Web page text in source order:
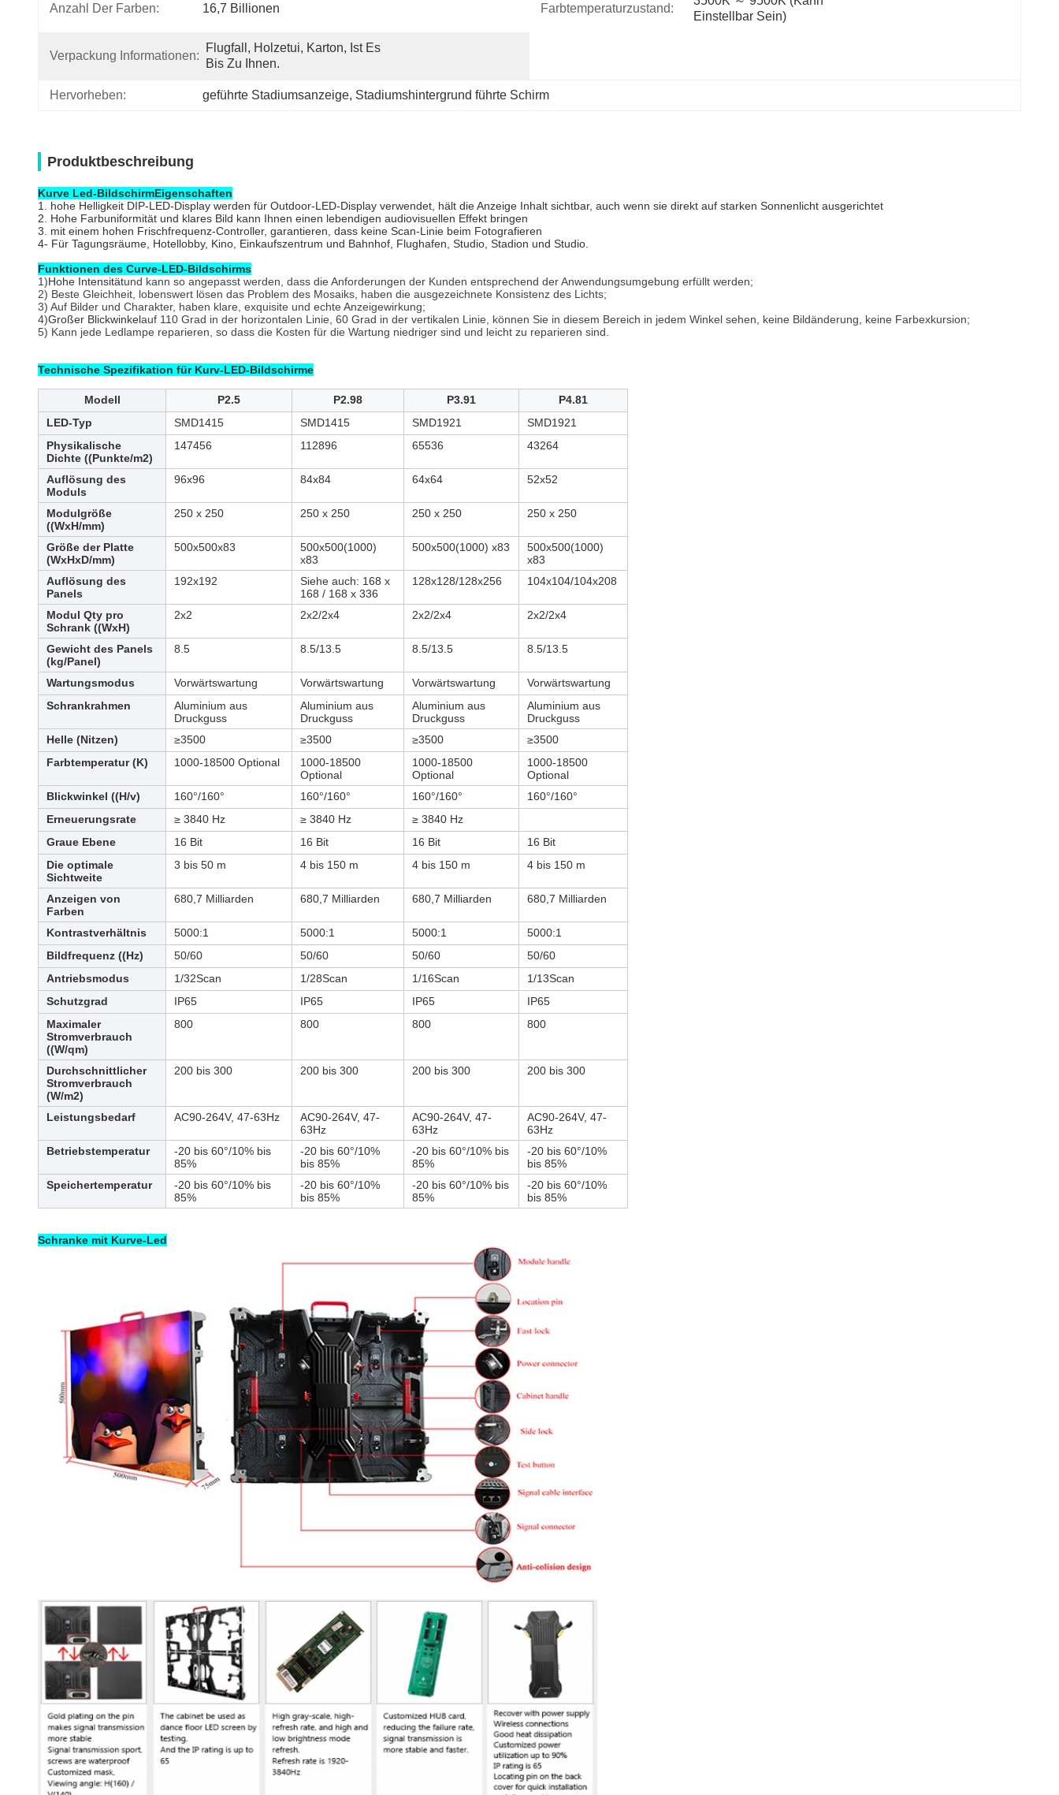
Anzahl Der Farben: 16,7 Billionen Farbtemperaturzustand:
Einstellbar Sein)
Verpackung Informationen:
Flugfall, Holzetui, Karton, Ist Es
Bis Zu Ihnen.
Hervorheben: geführte Stadiumsanzeige, Stadiumshintergrund führte Schirm
Produktbeschreibung
Kurve Led-BildschirmEigenschaften
1. hohe Helligkeit DIP-LED-Display werden für Outdoor-LED-Display verwendet, hält die Anzeige Inhalt sichtbar, auch wenn sie direkt auf starken Sonnenlicht ausgerichtet
2. Hohe Farbuniformität und klares Bild kann Ihnen einen lebendigen audiovisuellen Effekt bringen
3. mit einem hohen Frischfrequenz-Controller, garantieren, dass keine Scan-Linie beim Fotografieren
4- Für Tagungsräume, Hotellobby, Kino, Einkaufszentrum und Bahnhof, Flughafen, Studio, Stadion und Studio.
Funktionen des Curve-LED-Bildschirms
1)Hohe Intensitätund kann so angepasst werden, dass die Anforderungen der Kunden entsprechend der Anwendungsumgebung erfüllt werden;
2) Beste Gleichheit, lobenswert lösen das Problem des Mosaiks, haben die ausgezeichnete Konsistenz des Lichts;
3) Auf Bilder und Charakter, haben klare, exquisite und echte Anzeigewirkung;
4)Großer Blickwinkelauf 110 Grad in der horizontalen Linie, 60 Grad in der vertikalen Linie, können Sie in diesem Bereich in jedem Winkel sehen, keine Bildänderung, keine Farbexkursion;
5) Kann jede Ledlampe reparieren, so dass die Kosten für die Wartung niedriger sind und leicht zu reparieren sind.
Technische Spezifikation für Kurv-LED-Bildschirme
Modell P2.5 P2.98 P3.91
P4.81
LED-Typ
SMD1415 SMD1415 SMD1921
SMD1921
Physikalische
Dichte ((Punkte/m2)
147456 112896 65536 43264
Auflösung des
Moduls
96x96 84x84 64x64 52x52
Modulgröße
((WxH/mm)
250 x 250 250 x 250 250 x 250 250 x 250
Größe der Platte
(WxHxD/mm)
500x500x83
500x500(1000)
x83
500x500(1000) x83
500x500(1000)
x83
Auflösung des
Panels
192x192
Siehe auch: 168 x
168 / 168 x 336
128x128/128x256 104x104/104x208
Modul Qty pro
Schrank ((WxH)
2x2 2x2/2x4 2x2/2x4 2x2/2x4
Gewicht des Panels
(kg/Panel)
8.5 8.5/13.5 8.5/13.5 8.5/13.5
Wartungsmodus Vorwärtswartung Vorwärtswartung Vorwärtswartung
Vorwärtswartung
Schrankrahmen
Aluminium aus
Druckguss
Aluminium aus
Druckguss
Aluminium aus
Druckguss
Aluminium aus
Druckguss
Helle (Nitzen)
≥3500 ≥3500 ≥3500
≥3500
Farbtemperatur (K)
1000-18500 Optional
1000-18500
Optional
1000-18500
Optional
1000-18500
Optional
Blickwinkel ((H/v)
160°/160° 160°/160° 160°/160°
160°/160°
Erneuerungsrate
≥ 3840 Hz ≥ 3840 Hz
≥ 3840 Hz
Graue Ebene
16 Bit 16 Bit 16 Bit
16 Bit
Die optimale
Sichtweite
3 bis 50 m 4 bis 150 m 4 bis 150 m 4 bis 150 m
Anzeigen von
Farben
680,7 Milliarden 680,7 Milliarden 680,7 Milliarden 680,7 Milliarden
Kontrastverhältnis 5000:1 5000:1 5000:1
5000:1
Bildfrequenz ((Hz)
50/60 50/60 50/60
50/60
Antriebsmodus
1/32Scan 1/28Scan 1/16Scan
1/13Scan
Schutzgrad
IP65 IP65 IP65
IP65
Maximaler
Stromverbrauch
((W/qm)
800 800 800 800
Durchschnittlicher
Stromverbrauch
(W/m2)
200 bis 300 200 bis 300 200 bis 300 200 bis 300
Leistungsbedarf AC90-264V, 47-63Hz
AC90-264V, 47-
63Hz
AC90-264V, 47-
63Hz
AC90-264V, 47-
63Hz
Betriebstemperatur
-20 bis 60°/10% bis
85%
-20 bis 60°/10%
bis 85%
-20 bis 60°/10% bis
85%
-20 bis 60°/10%
bis 85%
Speichertemperatur
-20 bis 60°/10% bis
85%
-20 bis 60°/10%
bis 85%
-20 bis 60°/10% bis
85%
-20 bis 60°/10%
bis 85%
Schranke mit Kurve-Led